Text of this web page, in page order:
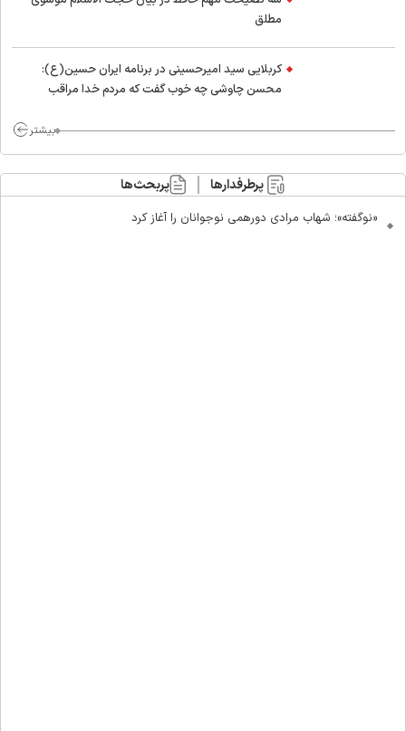
مطلق
کربلایی سید امیر‌حسینی در برنامه ایران حسین(ع):
محسن چاوشی چه خوب گفت که مردم خدا مراقب
بیشتر
پرطرفدارها پربحث‌ها
«نوگفته»؛ شهاب مرادی دورهمی نوجوانان را آغاز کرد